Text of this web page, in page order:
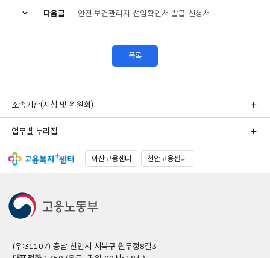
다음글 안전·보건관리자 선임확인서 발급 신청서
목록
소속기관(지청 및 위원회)
업무별 누리집
아산고용센터 천안고용센터
(우:31107) 충남 천안시 서북구 원두정8길3